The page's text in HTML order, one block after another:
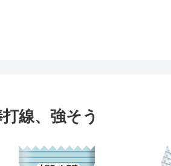
線、強そう